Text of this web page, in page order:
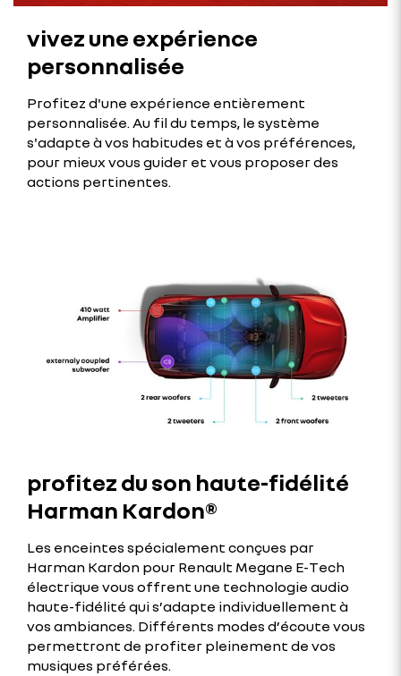
vivez une expérience
personnalisée
Profitez d'une expérience entièrement
personnalisée. Au fil du temps, le système
s'adapte à vos habitudes et à vos préférences,
pour mieux vous guider et vous proposer des
actions pertinentes.
profitez du son haute-fidélité
Harman Kardon®
Les enceintes spécialement conçues par
Harman Kardon pour Renault Megane E-Tech
électrique vous offrent une technologie audio
haute-fidélité qui s’adapte individuellement à
vos ambiances. Différents modes d’écoute vous
permettront de profiter pleinement de vos
musiques préférées.